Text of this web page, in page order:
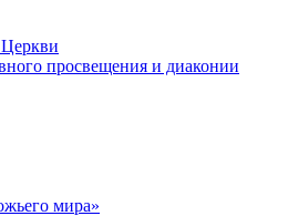
просвещения и диаконии
мира»